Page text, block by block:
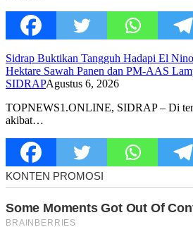
Sidrap Buktikan Tangguh Hadapi El
Hektare Sawah Panen dan PM-AAS
SIDRAPAgustus 6, 2026
TOPNEWS1.ONLINE, SIDRAP – Di
akibat…